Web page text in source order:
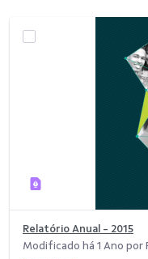
Relatório Anual - 2015
Modificado há 1 Ano por